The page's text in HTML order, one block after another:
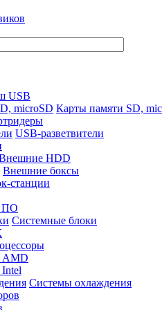
USB
Карты памяти SD,
USB-разветвители
HDD
Внешние боксы
станции
ПО
Системные блоки
AMD
Системы охлаждения